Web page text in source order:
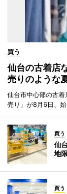
買う
仙台の古着店
売りのような
仙台市中心部の古
売り」が8月6日、始
買う
仙
地
買う